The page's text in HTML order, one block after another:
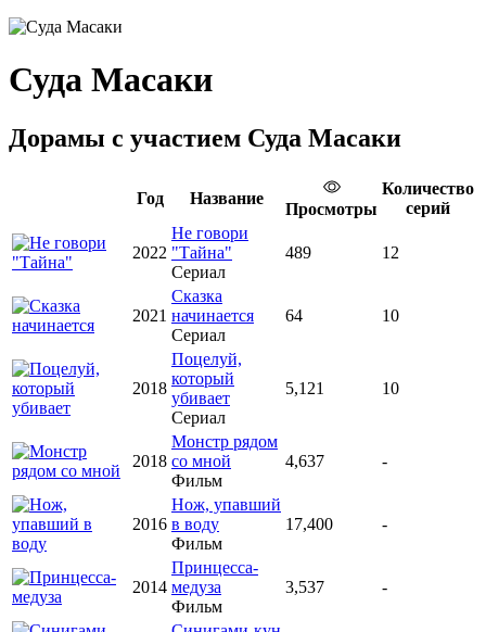
Суда Масаки
Дорамы с участием Суда Масаки
Год Название
Просмотры
Количество
серий
2022
Не говори
"Тайна"
Сериал
489 12
2021
Сказка
начинается
Сериал
64 10
2018
Поцелуй,
который
убивает
Сериал
5,121 10
2018
Монстр рядом
со мной
Фильм
4,637 -
2016
Нож, упавший
в воду
Фильм
17,400 -
2014
Принцесса-
медуза
Фильм
3,537 -